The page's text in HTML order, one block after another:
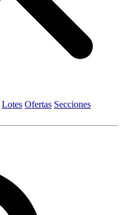
Lotes Ofertas Secciones